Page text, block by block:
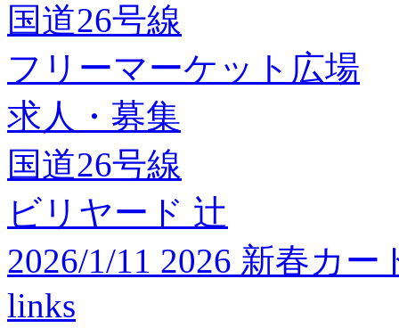
国道26号線
フリーマーケット広場
求人・募集
国道26号線
ビリヤード 辻
2026/1/11 2026 新春カ
links